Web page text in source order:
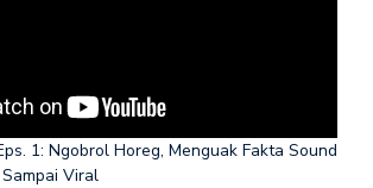
1: Ngobrol Horeg, Menguak Fakta Sound
Viral